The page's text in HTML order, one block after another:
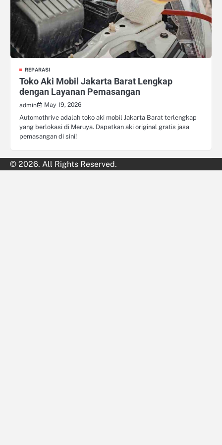
REPARASI
Toko Aki Mobil Jakarta Barat Lengkap
dengan Layanan Pemasangan
admin
May 19, 2026
Automothrive adalah toko aki mobil Jakarta Barat terlengkap
yang berlokasi di Meruya. Dapatkan aki original gratis jasa
pemasangan di sini!
© 2026. All Rights Reserved.